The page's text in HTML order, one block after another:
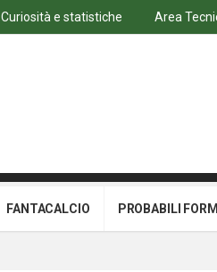
Curiosità e statistiche Area
FANTACALCIO PROBABILI